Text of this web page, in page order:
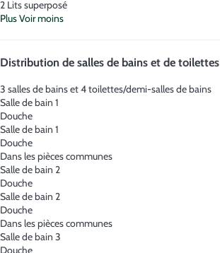
2 Lits superposé
PlusVoir moins
Distribution de salles de bains et de toilettes
3 salles de bains et 4 toilettes/demi-salles de bains
Salle de bain 1
Douche
Salle de bain 1
Douche
Dans les pièces communes
Salle de bain 2
Douche
Salle de bain 2
Douche
Dans les pièces communes
Salle de bain 3
Douche